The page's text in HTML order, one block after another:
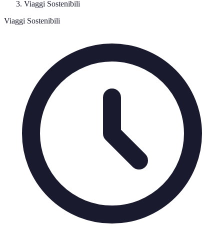
Viaggi Sostenibili
Viaggi Sostenibili